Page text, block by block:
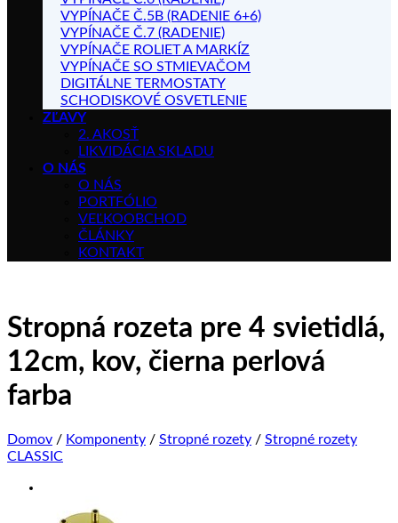
VYPÍNAČE Č.5B (RADENIE 6+6)
VYPÍNAČE Č.7 (RADENIE)
VYPÍNAČE ROLIET A MARKÍZ
VYPÍNAČE SO STMIEVAČOM
DIGITÁLNE TERMOSTATY
SCHODISKOVÉ OSVETLENIE
ZĽAVY
2. AKOSŤ
LIKVIDÁCIA SKLADU
O NÁS
O NÁS
PORTFÓLIO
VEĽKOOBCHOD
ČLÁNKY
KONTAKT
Stropná rozeta pre 4 svietidlá,
12cm, kov, čierna perlová
farba
Domov / Komponenty / Stropné rozety / Stropné rozety
CLASSIC